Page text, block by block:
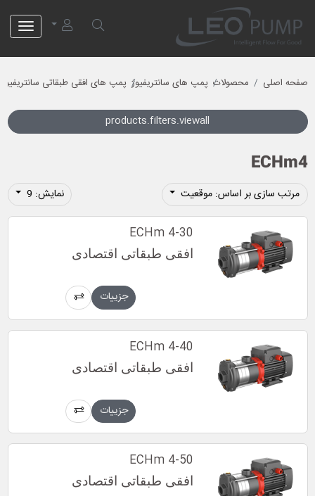
صفحه اصلی محصولات پمپ های سانتریفیوژ پمپ های افقی طبقاتی سانتریفیوژ
products.filters.viewall
ECHm4
مرتب سازی بر اساس: موقعیت نمایش: 9
ECHm 4-30
افقی طبقاتی اقتصادی
جزییات
ECHm 4-40
افقی طبقاتی اقتصادی
جزییات
ECHm 4-50
افقی طبقاتی اقتصادی